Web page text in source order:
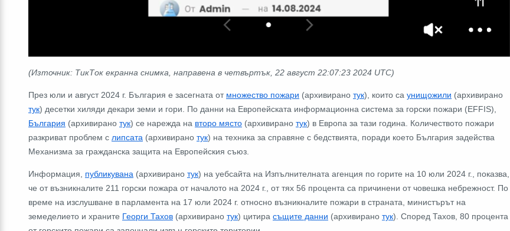
(Източник: ТикТок екранна снимка, направена в четвъртък, 22 август 22:07:23 2024 UTC)
През юли и август 2024 г. България е засегната от множество пожари (архивирано тук), които са унищожили (архивирано
тук) десетки хиляди декари земи и гори. По данни на Европейската информационна система за горски пожари (EFFIS),
България (архивирано тук) се нарежда на второ място (архивирано тук) в Европа за тази година. Количеството пожари
разкриват проблем с липсата (архивирано тук) на техника за справяне с бедствията, поради което България задейства
Механизма за гражданска защита на Европейския съюз.
Информация, публикувана (архивирано тук) на уебсайта на Изпълнителната агенция по горите на 10 юли 2024 г., показва,
че от възникналите 211 горски пожара от началото на 2024 г., от тях 56 процента са причинени от човешка небрежност. По
време на изслушване в парламента на 17 юли 2024 г. относно възникналите пожари в страната, министърът на
земеделието и храните Георги Тахов (архивирано тук) цитира същите данни (архивирано тук). Според Тахов, 80 процента